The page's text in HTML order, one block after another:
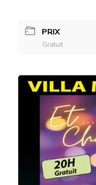
PRIX
Gratuit